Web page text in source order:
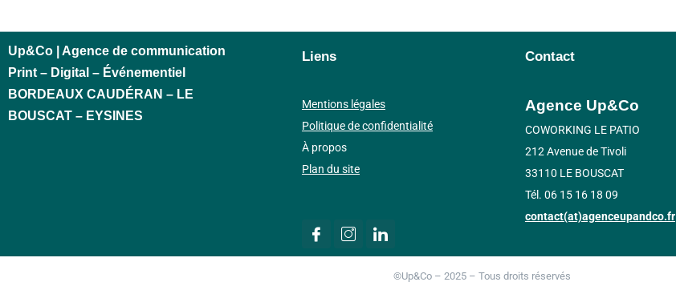
Up&Co | Agence de communication
Print – Digital – Événementiel
BORDEAUX CAUDÉRAN – LE
BOUSCAT – EYSINES
Liens
Mentions légales
Politique de confidentialité
À propos
Plan du site
Contact
Agence Up&Co
COWORKING LE PATIO
212 Avenue de Tivoli
33110 LE BOUSCAT
Tél. 06 15 16 18 09
contact(at)agenceupandco.fr
©Up&Co – 2025 – Tous droits réservés